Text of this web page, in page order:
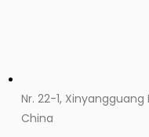
Nr. 22-1, Xinyangguang
China